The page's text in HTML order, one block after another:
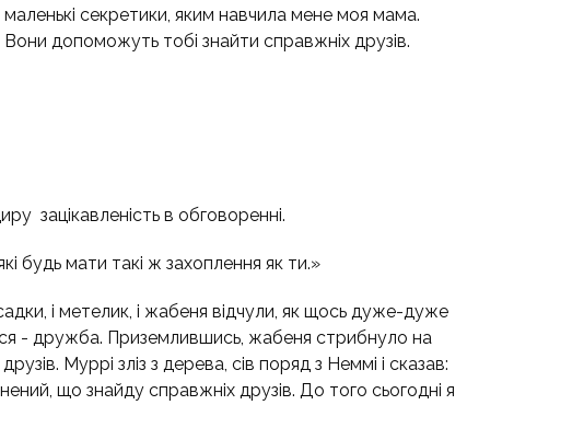
маленькі секретики, яким навчила мене моя мама.
Вони допоможуть тобі знайти справжніх друзів.
зацікавленість в обговоренні.
будь мати такі ж захоплення як ти.»
і метелик, і жабеня відчули, як щось дуже-дуже
- дружба. Приземлившись, жабеня стрибнуло на
Муррі зліз з дерева, сів поряд з Неммі і сказав:
що знайду справжніх друзів. До того сьогодні я